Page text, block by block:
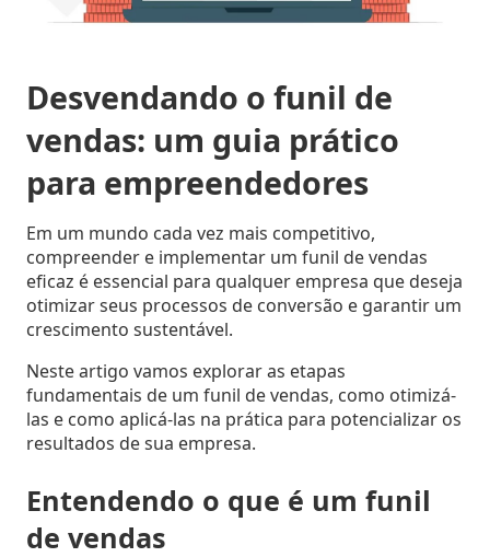
de
Pedido
line
Flex
/
VPC
cota
/
Futuro
marketing
integradas
Seja um
integrado
Desvendando o funil de
vendas: um guia prático
para empreendedores
Em um mundo cada vez mais competitivo,
compreender e implementar um funil de vendas
eficaz é essencial para qualquer empresa que deseja
otimizar seus processos de conversão e garantir um
crescimento sustentável.
Neste artigo vamos explorar as etapas
fundamentais de um funil de vendas, como otimizá-
las e como aplicá-las na prática para potencializar os
resultados de sua empresa.
Entendendo o que é um funil
de vendas